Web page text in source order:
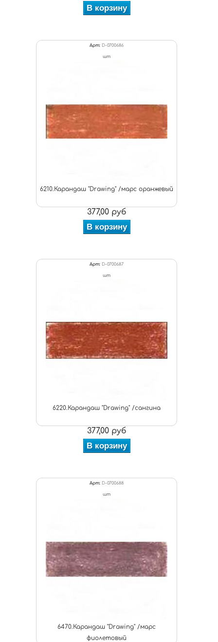
В корзину
Арт: D-0700686
шт
6210.Карандаш "Drawing" /марс оранжевый
377,00 руб
В корзину
Арт: D-0700687
шт
6220.Карандаш "Drawing" /сангина
377,00 руб
В корзину
Арт: D-0700688
шт
6470.Карандаш "Drawing" /марс
фиолетовый